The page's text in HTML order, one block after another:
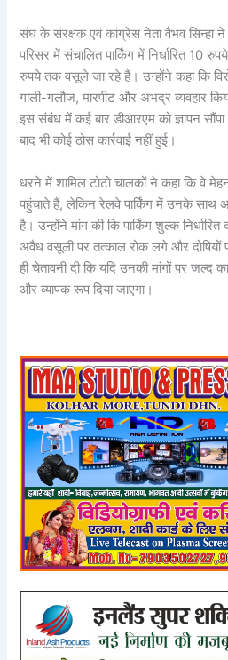
संघ के संरक्षक एवं कांग्रेस नेता वैभव सिन्हा
परिसर में संचालित पार्किंग में निर्धारित 10
रुपये तक वसूले जा रहे हैं। उन्होंने कहा कि
गाली-गलौज, मारपीट और अभद्र व्यवहार
इस संबंध में कई बार डीआरएम को ज्ञापन
बाद भी कोई ठोस कार्रवाई नहीं हुई।
धरने में शामिल टोटो चालकों ने कहा कि वे
पहुंचाते हैं, लेकिन रेलवे पार्किंग में उनके साथ
है। उन्होंने मांग की कि पार्किंग शुल्क
अवैध वसूली पर तत्काल रोक लगे और दोषियों
ही चेतावनी दी कि यदि उनकी मांगों पर जल्द
और व्यापक रूप दिया जाएगा।